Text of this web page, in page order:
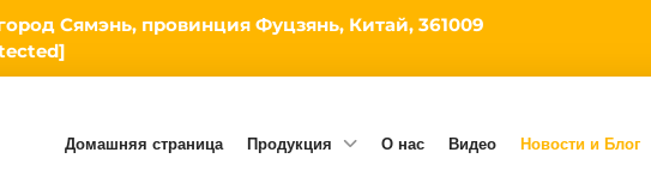
Сямэнь, провинция Фуцзянь, Китай, 361009
Домашняя страница Продукция О нас Видео Новости и Блог